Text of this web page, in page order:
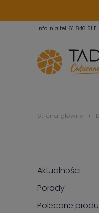
Infolinia tel. 61 846 51 11
Strona główna
Aktualności
Porady
Polecane